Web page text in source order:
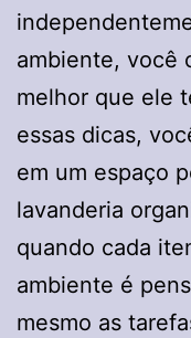
ambiente, você
melhor que ele
essas dicas,
em um espaço
lavanderia
quando cada
ambiente é
mesmo as